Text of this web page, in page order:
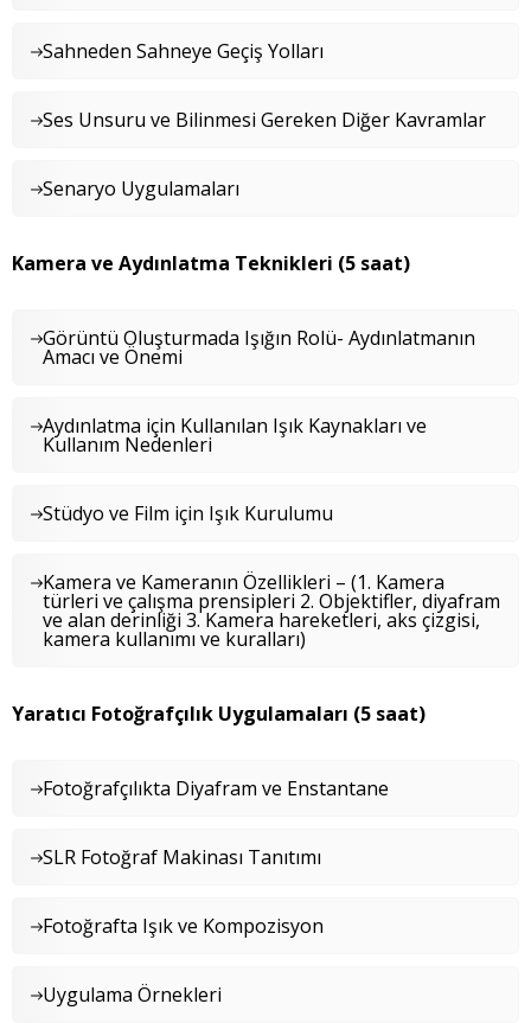
Sahneden Sahneye Geçiş Yolları
Ses Unsuru ve Bilinmesi Gereken Diğer Kavramlar
Senaryo Uygulamaları
Kamera ve Aydınlatma Teknikleri (5 saat)
Görüntü Oluşturmada Işığın Rolü- Aydınlatmanın
Amacı ve Önemi
Aydınlatma için Kullanılan Işık Kaynakları ve
Kullanım Nedenleri
Stüdyo ve Film için Işık Kurulumu
Kamera ve Kameranın Özellikleri – (1. Kamera
türleri ve çalışma prensipleri 2. Objektifler, diyafram
ve alan derinliği 3. Kamera hareketleri, aks çizgisi,
kamera kullanımı ve kuralları)
Yaratıcı Fotoğrafçılık Uygulamaları (5 saat)
Fotoğrafçılıkta Diyafram ve Enstantane
SLR Fotoğraf Makinası Tanıtımı
Fotoğrafta Işık ve Kompozisyon
Uygulama Örnekleri